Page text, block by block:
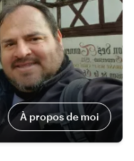
À propos de moi